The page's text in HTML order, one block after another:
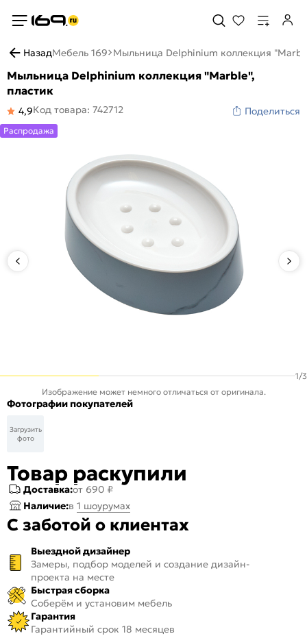
НазадМебель 169 Мыльница Delphinium коллекция
Мыльница Delphinium коллекция "Marble",
пластик
4,9Код товара: 742712 Поделиться
1/3
Распродажа
Изображение может немного отличаться от оригинала.
Фотографии покупателей
Загрузить
фото
Товар раскупили
Доставка:от 690 ₽
Наличие:в 1 шоурумах
С заботой о клиентах
Выездной дизайнер
Замеры, подбор моделей и создание дизайн-
проекта на месте
Быстрая сборка
Соберём и установим мебель
Гарантия
Гарантийный срок 18 месяцев